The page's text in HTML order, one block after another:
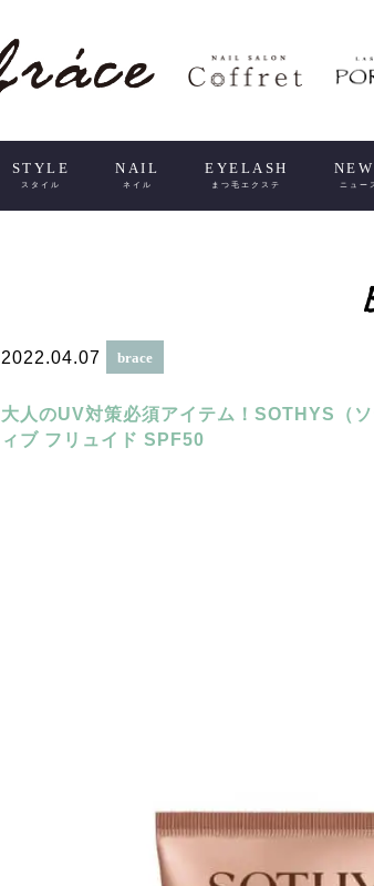
STYLE
スタイル
NAIL
ネイル
EYELASH
まつ毛エクステ ニュー
2022.04.07 brace
大人のUV対策必須アイテム！SOTHYS（
ィブ フリュイド SPF50